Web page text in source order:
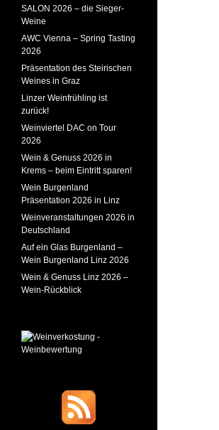
SALON 2026 – die Sieger-
Weine
AWC Vienna – Spring Tasting
2026
Präsentation des Steirischen
Weines in Graz
Linzer Weinfrühling ist
zurück!
Weinviertel DAC on Tour
2026
Wein & Genuss 2026 in
Krems – beim Eintritt sparen!
Wein Burgenland
Präsentation 2026 in Linz
Weinveranstaltungen 2026 in
Deutschland
Auf ein Glas Burgenland –
Wein Burgenland Linz 2026
Wein & Genuss Linz 2026 –
Wein-Rückblick